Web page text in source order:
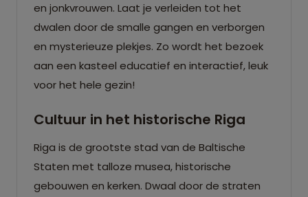
en jonkvrouwen. Laat je verleiden tot het
dwalen door de smalle gangen en verborgen
en mysterieuze plekjes. Zo wordt het bezoek
aan een kasteel educatief en interactief, leuk
voor het hele gezin!
Cultuur in het historische Riga
Riga is de grootste stad van de Baltische
Staten met talloze musea, historische
gebouwen en kerken. Dwaal door de straten